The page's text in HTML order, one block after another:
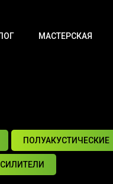
МАСТЕРСКАЯ
ПОЛУАКУСТИЧЕСКИЕ